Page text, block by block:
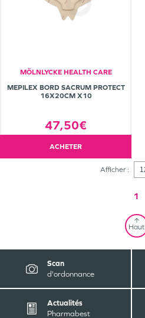
MÖLNLYCKE HEALTH CARE
MEPILEX BORD SACRUM PROTECT
16X20CM X10
47,50€
ACHETER
Afficher :
1
Haut
Scan
d'ordonnance
Actualités
Pharmabest